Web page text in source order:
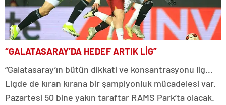
“GALATASARAY’DA HEDEF ARTIK LİG”
“Galatasaray’ın bütün dikkati ve konsantrasyonu lig…
Ligde de kıran kırana bir şampiyonluk mücadelesi var.
Pazartesi 50 bine yakın taraftar RAMS Park’ta olacak.